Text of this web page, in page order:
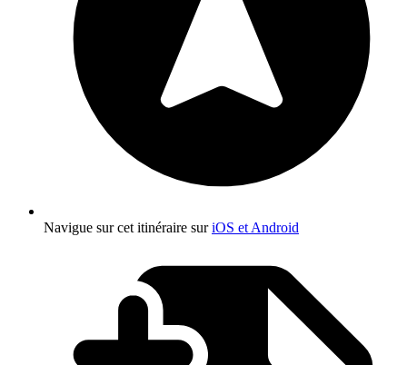
Navigue sur cet itinéraire suriOS et Android